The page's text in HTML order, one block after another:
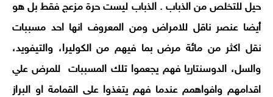
حيل للتخلص من الذباب . الذباب ليست حرة مزعج فقط بل هو
أيضا عنصر ناقل للامراض ومن المعروف انها احد مسببات
نقل اكثر من مائة مرض بما فيهم من الكوليرا، والتيفويد،
والسل، الدوسنتاريا فهم يجعموا تلك المسببات للمرض علي
اقدامهم وافواهمم عندما فهم يتغذوا على القمامة او البراز